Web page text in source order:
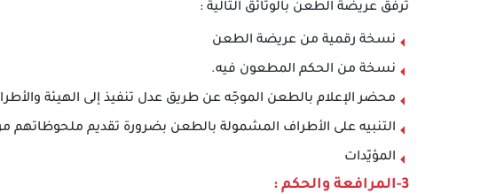
ترفق عريضة الطعن بالوثائق التالية :
نسخة رقمية من عريضة الطعن
نسخة من الحكم المطعون فيه.
محضر الإعلام بالطعن الموجّه عن طريق عدل تنفيذ إلى الهيئة
التنبيه على الأطراف المشمولة بالطعن بضرورة تقديم ملحوظاتهم
المؤيّدات
3-المرافعة والحكم :